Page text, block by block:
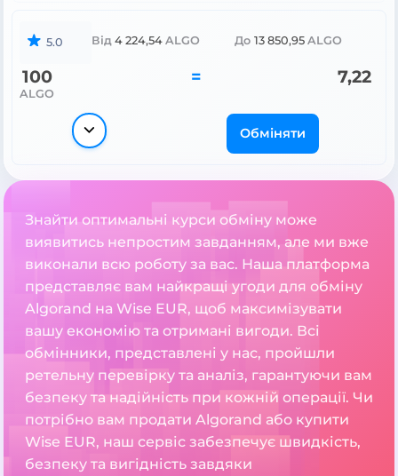
5.0 Від 4 224,54 ALGO До 13 850,95 ALGO
100
ALGO
= 7,22
Обміняти
Знайти оптимальні курси обміну може
виявитись непростим завданням, але ми вже
виконали всю роботу за вас. Наша платформа
представляє вам найкращі угоди для обміну
Algorand на Wise EUR, щоб максимізувати
вашу економію та отримані вигоди. Всі
обмінники, представлені у нас, пройшли
ретельну перевірку та аналіз, гарантуючи вам
безпеку та надійність при кожній операції. Чи
потрібно вам продати Algorand або купити
Wise EUR, наш сервіс забезпечує швидкість,
безпеку та вигідність завдяки